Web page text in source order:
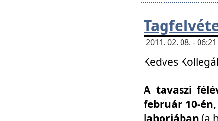
2011. 02. 08. -
Kedves
A tavaszi
február 10-
laborjában (a